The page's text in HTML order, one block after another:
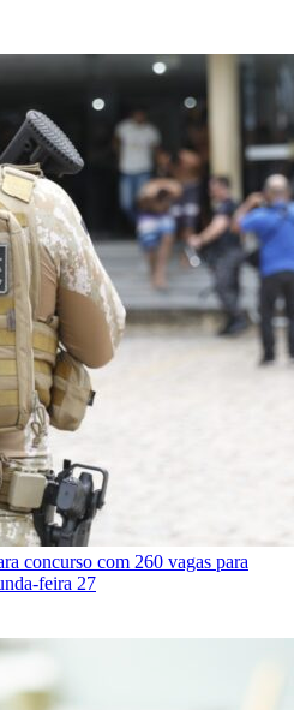
concurso com 260 vagas para
feira 27